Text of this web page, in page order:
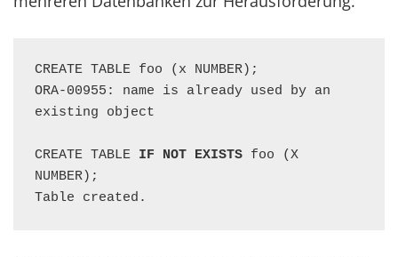
CREATE TABLE foo (x NUMBER);
ORA-00955: name is already used by an
existing object
CREATE TABLE IF NOT EXISTS foo (X
NUMBER);
Table created.